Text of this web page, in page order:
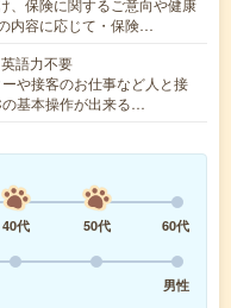
、保険に関するご意向や健康
内容に応じて・保険…
語力不要
や接客のお仕事など人と接
基本操作が出来る…
40代 50代
60代
男性